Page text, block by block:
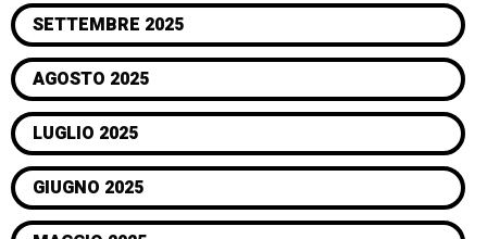
SETTEMBRE 2025
AGOSTO 2025
LUGLIO 2025
GIUGNO 2025